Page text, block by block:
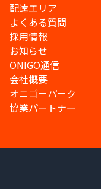
配達エリア
よくある質問
採用情報
お知らせ
ONIGO通信
会社概要
オニゴーパーク
協業パートナー